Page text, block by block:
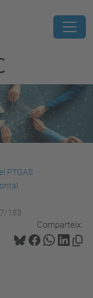
PTGAS
183
Comparteix: